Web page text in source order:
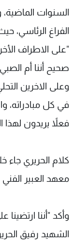
السنوات الماضية،
الفراغ الرئاسي،
"على الاطراف
صحيح أننا أم
وعلى الاخرين
في كل مبادراته،
فعلاً يريدون لهذا
كلام الحريري جاء
معهد العبير الفني
وأكد "أننا
الشهيد رفيق